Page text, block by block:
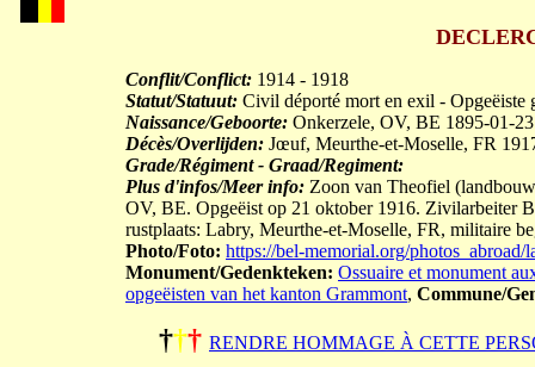
Conflit/Conflict: 1914 - 1918
Statut/Statuut: Civil déporté mort en exil - Opgeëiste
Naissance/Geboorte: Onkerzele, OV, BE 1895-01-23
Décès/Overlijden: Jœuf, Meurthe-et-Moselle, FR
Grade/Régiment - Graad/Regiment:
Plus d'infos/Meer info: Zoon van Theofiel
OV, BE. Opgeëist op 21 oktober 1916. Zivilarbeiter
rustplaats: Labry, Meurthe-et-Moselle, FR, militaire
Photo/Foto: https://bel-memorial.org/
Monument/Gedenkteken: Ossuaire et monument
opgeëisten van het kanton Grammont, Commune/
††† RENDRE HOMMAGE À CETTE